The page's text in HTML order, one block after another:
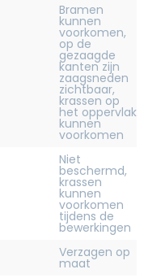
Bramen
kunnen
voorkomen,
op de
gezaagde
kanten zijn
zaagsneden
zichtbaar,
krassen op
het oppervlak
kunnen
voorkomen
Niet
beschermd,
krassen
kunnen
voorkomen
tijdens de
bewerkingen
Verzagen op
maat